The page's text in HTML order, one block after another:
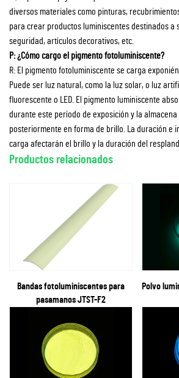
diversos materiales como pinturas,
para crear productos luminiscentes destinados a
seguridad, artículos decorativos, etc.
P: ¿Cómo cargo el pigmento fotoluminiscente?
R: El pigmento fotoluminiscente se carga
Puede ser luz natural, como la luz solar, o luz
fluorescente o LED. El pigmento luminiscente
durante este período de exposición y la
posteriormente en forma de brillo. La duración e
carga afectarán el brillo y la duración del
Productos relacionados
Bandas fotoluminiscentes para
pasamanos JTST-F2
Polvo